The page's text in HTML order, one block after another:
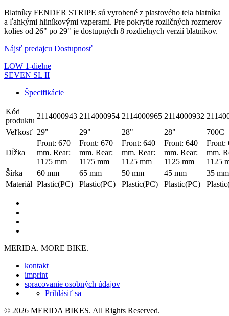
Blatníky FENDER STRIPE sú vyrobené z plastového tela blatníka
a ľahkými hliníkovými vzperami. Pre pokrytie rozličných rozmerov
kolies od 26" po 29" je dostupných 8 rozdielnych verzií blatníkov.
Nájsť predajcu Dostupnosť
LOW 1-dielne
SEVEN SL II
Špecifikácie
Kód
produktu
2114000943 2114000954 2114000965 2114000932
Veľkosť 29" 29" 28" 28" 700C
Dĺžka
Front: 670
mm. Rear:
1175 mm
Front: 670
mm. Rear:
1175 mm
Front: 640
mm. Rear:
1125 mm
Front: 640
mm. Rear:
1125 mm
Front:
mm.
1125
Šírka
60 mm 65 mm 50 mm 45 mm
35 mm
Materiál Plastic(PC) Plastic(PC) Plastic(PC) Plastic(PC)
MERIDA. MORE BIKE.
kontakt
imprint
spracovanie osobných údajov
Prihlásiť sa
© 2026 MERIDA BIKES. All Rights Reserved.